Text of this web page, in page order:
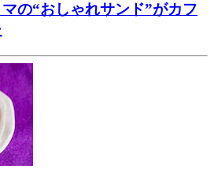
マの“おしゃれサンド”がカフ